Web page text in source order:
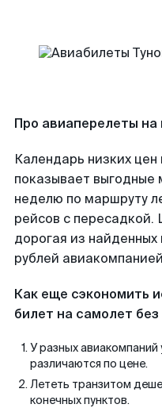
Про авиаперелеты
Календарь низких
показывает выгодные
неделю по маршруту
рейсов с пересадкой.
дорогая из
рублей
Как еще сэкономить
билет на самолет
У разных авиакомпаний
различаются по цене.
Лететь транзитом
конечных пунктов.